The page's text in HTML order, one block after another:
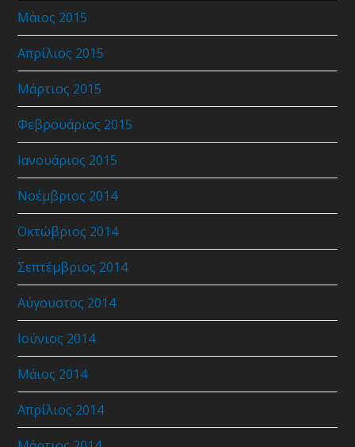
Μάιος 2015
Απρίλιος 2015
Μάρτιος 2015
Φεβρουάριος 2015
Ιανουάριος 2015
Νοέμβριος 2014
Οκτώβριος 2014
Σεπτέμβριος 2014
Αύγουστος 2014
Ιούνιος 2014
Μάιος 2014
Απρίλιος 2014